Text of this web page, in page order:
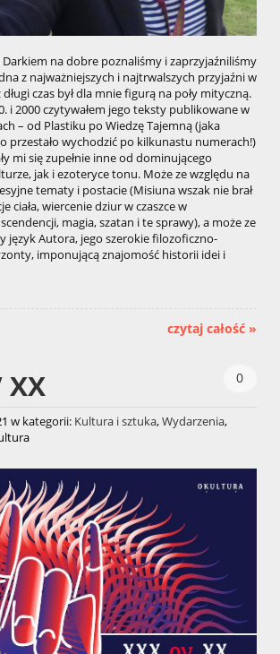
Darkiem na dobre poznaliśmy i zaprzyjaźniliśmy
z najważniejszych i najtrwalszych przyjaźni w
czas był dla mnie figurą na poły mityczną.
i 2000 czytywałem jego teksty publikowane w
– od Plastiku po Wiedzę Tajemną (jaka
przestało wychodzić po kilkunastu numerach!)
mi się zupełnie inne od dominującego
jak i ezoteryce tonu. Może ze względu na
tematy i postacie (Misiuna wszak nie brał
ciała, wiercenie dziur w czaszce w
magia, szatan i te sprawy), a może ze
język Autora, jego szerokie filozoficzno-
imponującą znajomość historii idei i
czytaj całość »
XX 0
w kategorii: Kultura i sztuka,Wydarzenia,